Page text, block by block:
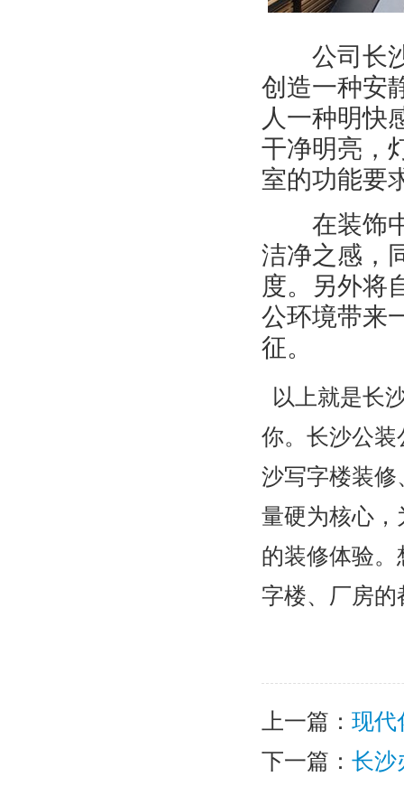
公司长沙
创造一种安
人一种明快
干净明亮，
室的功能要
在装饰中
洁净之感，
度。另外将
公环境带来
征。
以上就是长
你。长沙公
沙写字楼装
量硬为核心
的装修体验
字楼、厂房
上一篇： 现代
下一篇： 长沙